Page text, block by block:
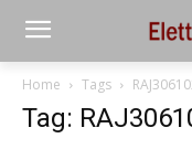
Home Tags
Tag: